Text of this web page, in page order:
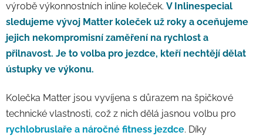
výrobě výkonnostních inline koleček. V Inlinespecial
sledujeme vývoj Matter koleček už roky a oceňujeme
jejich nekompromisní zaměření na rychlost a
přilnavost. Je to volba pro jezdce, kteří nechtějí dělat
ústupky ve výkonu.
Kolečka Matter jsou vyvíjena s důrazem na špičkové
technické vlastnosti, což z nich dělá jasnou volbu pro
rychlobruslaře a náročné fitness jezdce. Díky